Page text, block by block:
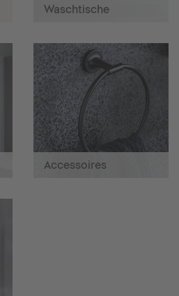
Waschtische
Accessoires